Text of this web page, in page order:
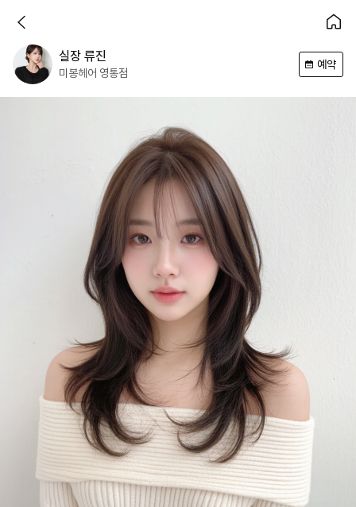
실장 류진
미봉헤어 영통점
예약